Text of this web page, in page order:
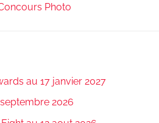
Photo
au 17 janvier 2027
2026